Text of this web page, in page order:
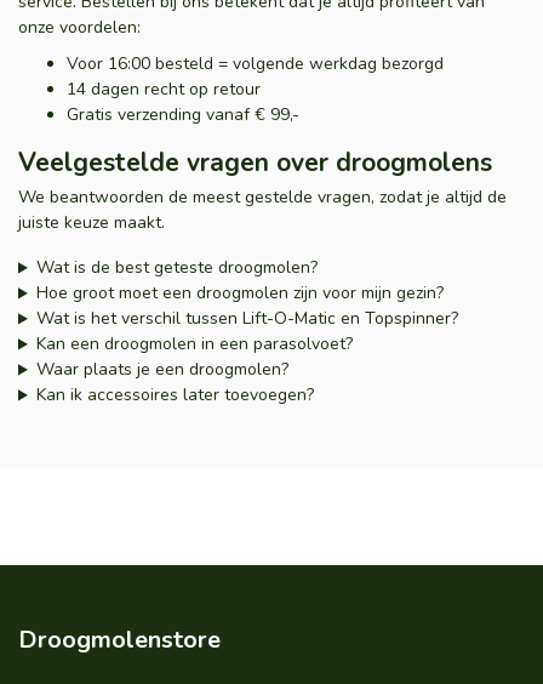
onze voordelen:
Voor 16:00 besteld = volgende werkdag bezorgd
14 dagen recht op retour
Gratis verzending vanaf € 99,-
Veelgestelde vragen over droogmolens
We beantwoorden de meest gestelde vragen, zodat je altijd de
juiste keuze maakt.
Wat is de best geteste droogmolen?
Hoe groot moet een droogmolen zijn voor mijn gezin?
Wat is het verschil tussen Lift-O-Matic en Topspinner?
Kan een droogmolen in een parasolvoet?
Waar plaats je een droogmolen?
Kan ik accessoires later toevoegen?
Droogmolenstore